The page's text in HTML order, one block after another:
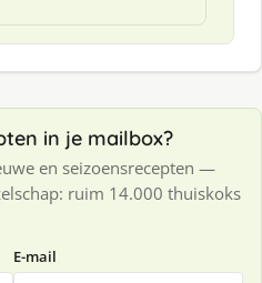
in je mailbox?
en seizoensrecepten —
ruim 14.000 thuiskoks
E-mail